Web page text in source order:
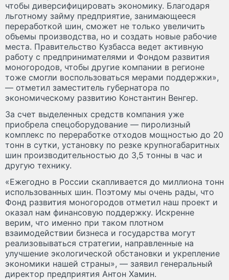
чтобы диверсифицировать экономику. Благодаря
льготному займу предприятие, занимающееся
переработкой шин, сможет не только увеличить
объемы производства, но и создать новые рабочие
места. Правительство Кузбасса ведет активную
работу с предпринимателями и Фондом развития
моногородов, чтобы другие компании в регионе
тоже смогли воспользоваться мерами поддержки»,
— отметил заместитель губернатора по
экономическому развитию Константин Венгер.
За счет выделенных средств компания уже
приобрела спецоборудование — пиролизный
комплекс по переработке отходов мощностью до 20
тонн в сутки, установку по резке крупногабаритных
шин производительностью до 3,5 тонны в час и
другую технику.
«Ежегодно в России скапливается до миллиона тонн
использованных шин. Поэтому мы очень рады, что
Фонд развития моногородов отметил наш проект и
оказал нам финансовую поддержку. Искренне
верим, что именно при таком плотном
взаимодействии бизнеса и государства могут
реализовываться стратегии, направленные на
улучшение экологической обстановки и укрепление
экономики нашей страны», — заявил генеральный
директор предприятия Антон Хамин.